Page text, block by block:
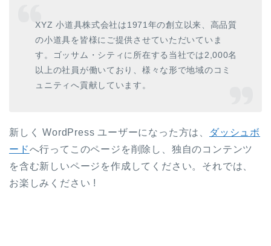
XYZ 小道具株式会社は1971年の創立以来、高品質
の小道具を皆様にご提供させていただいていま
す。ゴッサム・シティに所在する当社では2,000名
以上の社員が働いており、様々な形で地域のコミ
ュニティへ貢献しています。
新しく WordPress ユーザーになった方は、
ダッシュボ
ードへ行ってこのページを削除し、独自のコンテンツ
を含む新しいページを作成してください。それでは、
お楽しみください !